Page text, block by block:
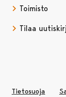
Toimisto
Tilaa
Tietosuoja